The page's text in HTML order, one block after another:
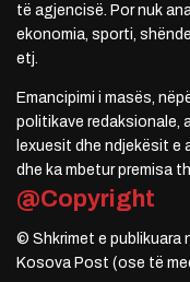
të agjencisë. Por nuk
ekonomia, sporti,
etj.
Emancipimi i masës,
politikave redaksionale,
lexuesit dhe ndjekësit e
dhe ka mbetur premisa
@Copyright
© Shkrimet e publikuara
Kosova Post (ose të